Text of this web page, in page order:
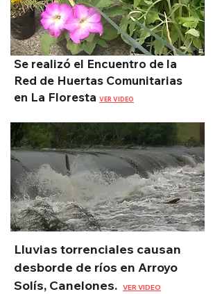
Se realizó el Encuentro de la
Red de Huertas Comunitarias
en La Floresta VER VIDEO
Lluvias torrenciales causan
desborde de ríos en Arroyo
Solís, Canelones.
VER VIDEO